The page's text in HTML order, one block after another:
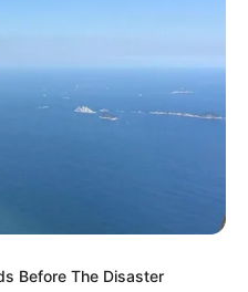
Before The Disaster